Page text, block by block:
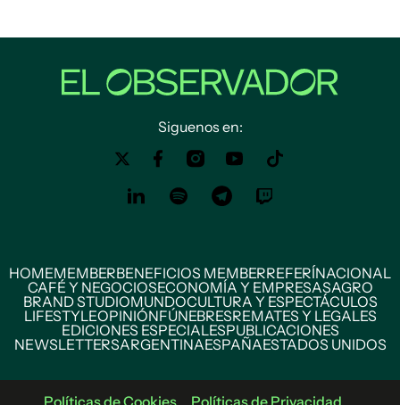
Siguenos en:
HOMEMEMBERBENEFICIOS MEMBERREFERÍNACIONAL
CAFÉ Y NEGOCIOSECONOMÍA Y EMPRESASAGRO
BRAND STUDIOMUNDOCULTURA Y ESPECTÁCULOS
LIFESTYLEOPINIÓNFÚNEBRESREMATES Y LEGALES
EDICIONES ESPECIALESPUBLICACIONES
NEWSLETTERSARGENTINAESPAÑAESTADOS UNIDOS
Políticas de Cookies Políticas de Privacidad